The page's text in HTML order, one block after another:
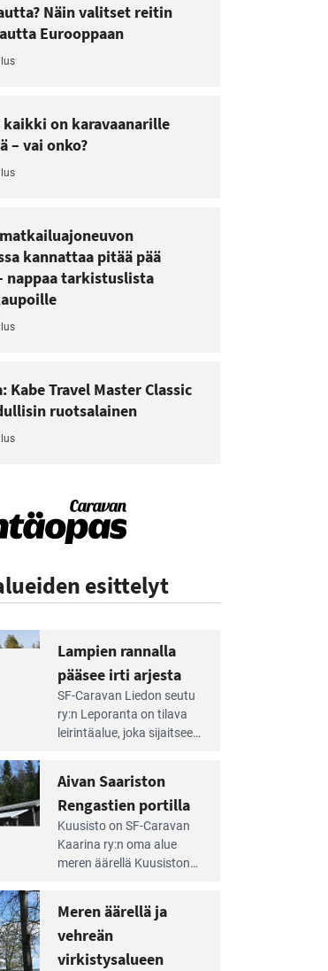
Näin valitset reitin
Eurooppaan
kaikki on karavaanarille
– vai onko?
kannattaa pitää pää
nappaa tarkistuslista
Kabe Travel Master Classic
ruotsalainen
esittelyt
Lampien rannalla
pääsee irti arjesta
SF-Caravan Liedon seutu
ry:n Leporanta on tilava
leirintäalue, joka sijaitsee
ympärillä. – Lampi on
upea ja puhdas, ja se
tarjoaa ympäris­töineen
kauniit maisemat ja
loistavat virkistäytymis­
Aivan Saariston
Rengastien portilla
Kuusisto on SF-Caravan
Kaarina ry:n oma alue
meren äärellä Kuusiston
lapsiystävällinen,
rauhallinen ja
silmiinpistävän siisti.
Meren äärellä ja
vehreän
virkistysalueen